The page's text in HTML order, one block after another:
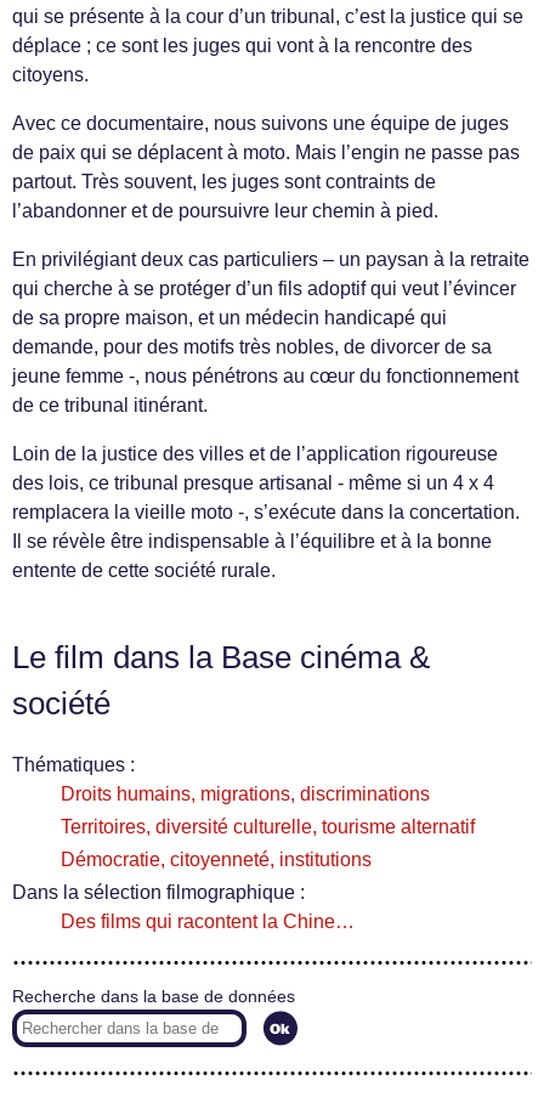
qui se présente à la cour d’un tribunal, c’est la justice qui se
déplace ; ce sont les juges qui vont à la rencontre des
citoyens.
Avec ce documentaire, nous suivons une équipe de juges
de paix qui se déplacent à moto. Mais l’engin ne passe pas
partout. Très souvent, les juges sont contraints de
l’abandonner et de poursuivre leur chemin à pied.
En privilégiant deux cas particuliers – un paysan à la retraite
qui cherche à se protéger d’un fils adoptif qui veut l’évincer
de sa propre maison, et un médecin handicapé qui
demande, pour des motifs très nobles, de divorcer de sa
jeune femme -, nous pénétrons au cœur du fonctionnement
de ce tribunal itinérant.
Loin de la justice des villes et de l’application rigoureuse
des lois, ce tribunal presque artisanal - même si un 4 x 4
remplacera la vieille moto -, s’exécute dans la concertation.
Il se révèle être indispensable à l’équilibre et à la bonne
entente de cette société rurale.
Le film dans la Base cinéma &
société
Thématiques :
Droits humains, migrations, discriminations
Territoires, diversité culturelle, tourisme alternatif
Démocratie, citoyenneté, institutions
Dans la sélection filmographique :
Des films qui racontent la Chine…
Recherche dans la base de données